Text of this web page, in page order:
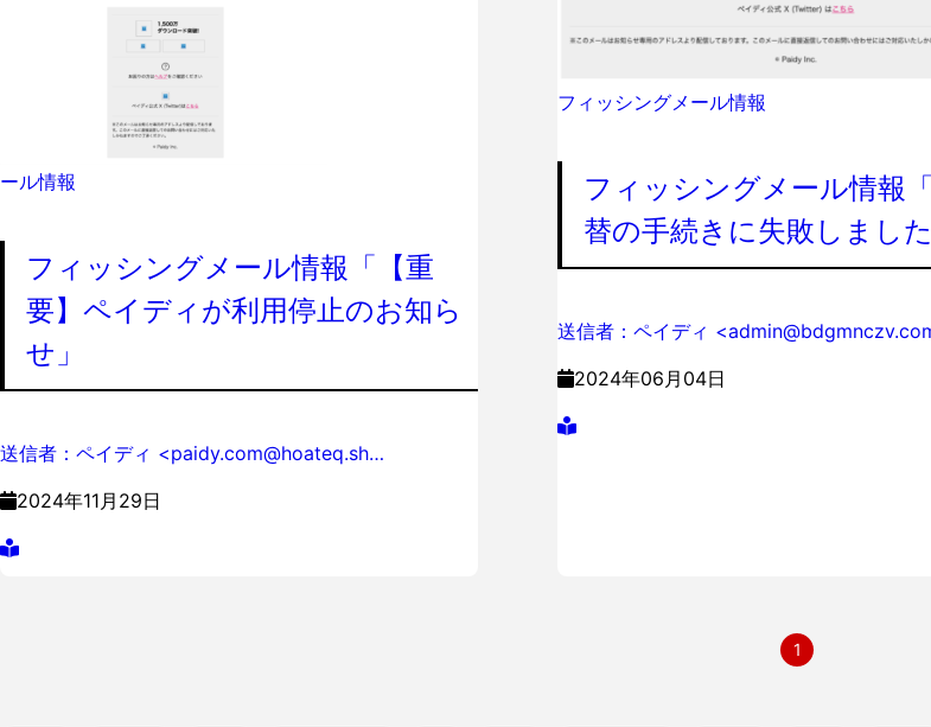
ール情報
フィッシングメール情報「【重
要】ペイディが利用停止のお知ら
せ」
送信者：ペイディ <paidy.com@hoateq.sh…
2024年11月29日
フィッシングメール情報
フィッシングメール情報
替の手続きに失敗しました
送信者：ペイディ
2024年06月04日
1